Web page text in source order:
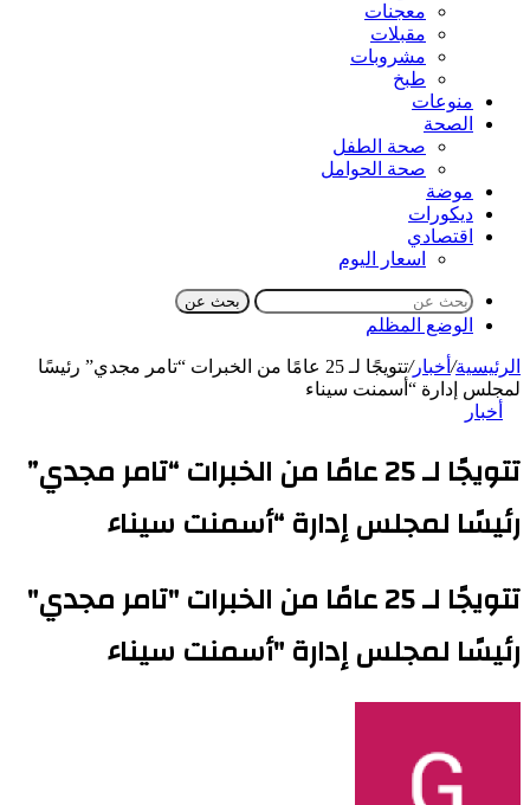
معجنات
مقبلات
مشروبات
طبخ
منوعات
الصحة
صحة الطفل
صحة الحوامل
موضة
ديكورات
اقتصادي
اسعار اليوم
بحث عن
الوضع المظلم
الرئيسية/ أخبار/
تتويجًا لـ 25 عامًا من الخبرات “تامر مجدي” رئيسًا
لمجلس إدارة “أسمنت سيناء
أخبار
تتويجًا لـ 25 عامًا من الخبرات “تامر مجدي”
رئيسًا لمجلس إدارة “أسمنت سيناء
تتويجًا لـ 25 عامًا من الخبرات "تامر مجدي"
رئيسًا لمجلس إدارة "أسمنت سيناء